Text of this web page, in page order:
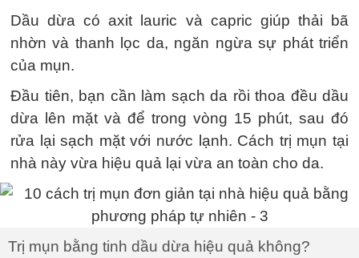
Dầu dừa có axit lauric và capric giúp thải bã
nhờn và thanh lọc da, ngăn ngừa sự phát triển
của mụn.
Đầu tiên, bạn cần làm sạch da rồi thoa đều dầu
dừa lên mặt và để trong vòng 15 phút, sau đó
rửa lại sạch mặt với nước lạnh. Cách trị mụn tại
nhà này vừa hiệu quả lại vừa an toàn cho da.
Trị mụn bằng tinh dầu dừa hiệu quả không?